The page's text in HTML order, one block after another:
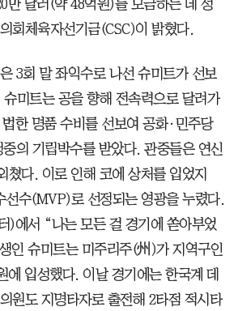
만 달러(약 48억원)를 모금하는 데 성
회체육자선기금(CSC)이 밝혔다.
3회 말 좌익수로 나선 슈미트가 선보
미트는 공을 향해 전속력으로 달려가
한 명품 수비를 선보여 공화·민주당
의 기립박수를 받았다. 관중들은 연신
쳤다. 이로 인해 코에 상처를 입었지
선수(MVP)로 선정되는 영광을 누렸다.
)에서 “나는 모든 걸 경기에 쏟아부었
인 슈미트는 미주리주(州)가 지역구인
에 입성했다. 이날 경기에는 한국계 데
원도 지명타자로 출전해 2타점 적시타